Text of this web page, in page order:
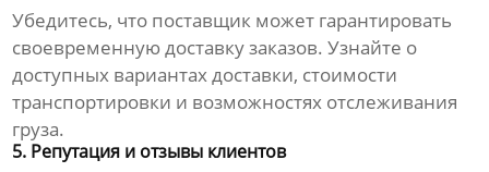
Убедитесь, что поставщик может гарантировать
своевременную доставку заказов. Узнайте о
доступных вариантах доставки, стоимости
транспортировки и возможностях отслеживания
груза.
5. Репутация и отзывы клиентов